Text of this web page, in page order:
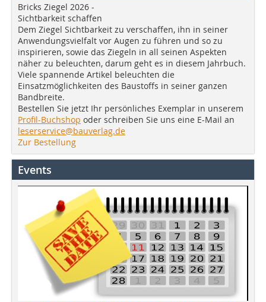
Bricks Ziegel 2026 -
Sichtbarkeit schaffen
Dem Ziegel Sichtbarkeit zu verschaffen, ihn in seiner
Anwendungsvielfalt vor Augen zu führen und so zu
inspirieren, sowie das Ziegeln in all seinen Aspekten
näher zu beleuchten, darum geht es in diesem Jahrbuch.
Viele spannende Artikel beleuchten die
Einsatzmöglichkeiten des Baustoffs in seiner ganzen
Bandbreite.
Bestellen Sie jetzt Ihr persönliches Exemplar in unserem
Profil-Buchshop oder schreiben Sie uns eine E-Mail an
leserservice@bauverlag.de
Zur Bestellung
Events